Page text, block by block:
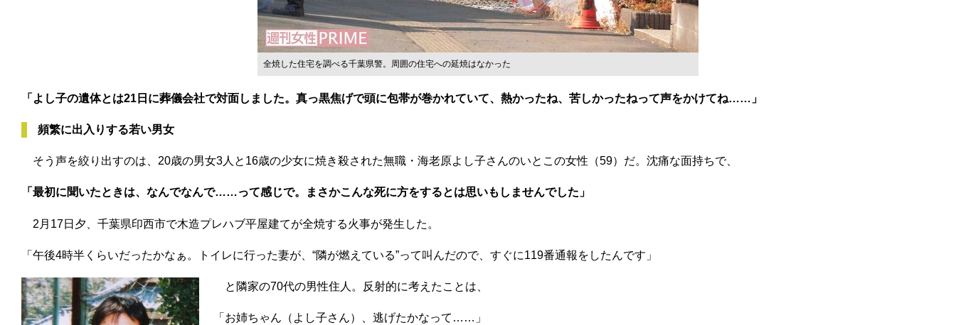
全焼した住宅を調べる千葉県警。周囲の住宅への延焼はなかった
「よし子の遺体とは21日に葬儀会社で対面しました。真っ黒焦げで頭に包帯が巻かれていて、熱かったね、苦しかったねって声をかけてね……」
頻繁に出入りする若い男女
そう声を絞り出すのは、20歳の男女3人と16歳の少女に焼き殺された無職・海老原よし子さんのいとこの女性（59）だ。沈痛な面持ちで、
「最初に聞いたときは、なんでなんで……って感じで。まさかこんな死に方をするとは思いもしませんでした」
2月17日夕、千葉県印西市で木造プレハブ平屋建てが全焼する火事が発生した。
「午後4時半くらいだったかなぁ。トイレに行った妻が、“隣が燃えている”って叫んだので、すぐに119番通報をしたんです」
と隣家の70代の男性住人。反射的に考えたことは、
「お姉ちゃん（よし子さん）、逃げたかなって……」